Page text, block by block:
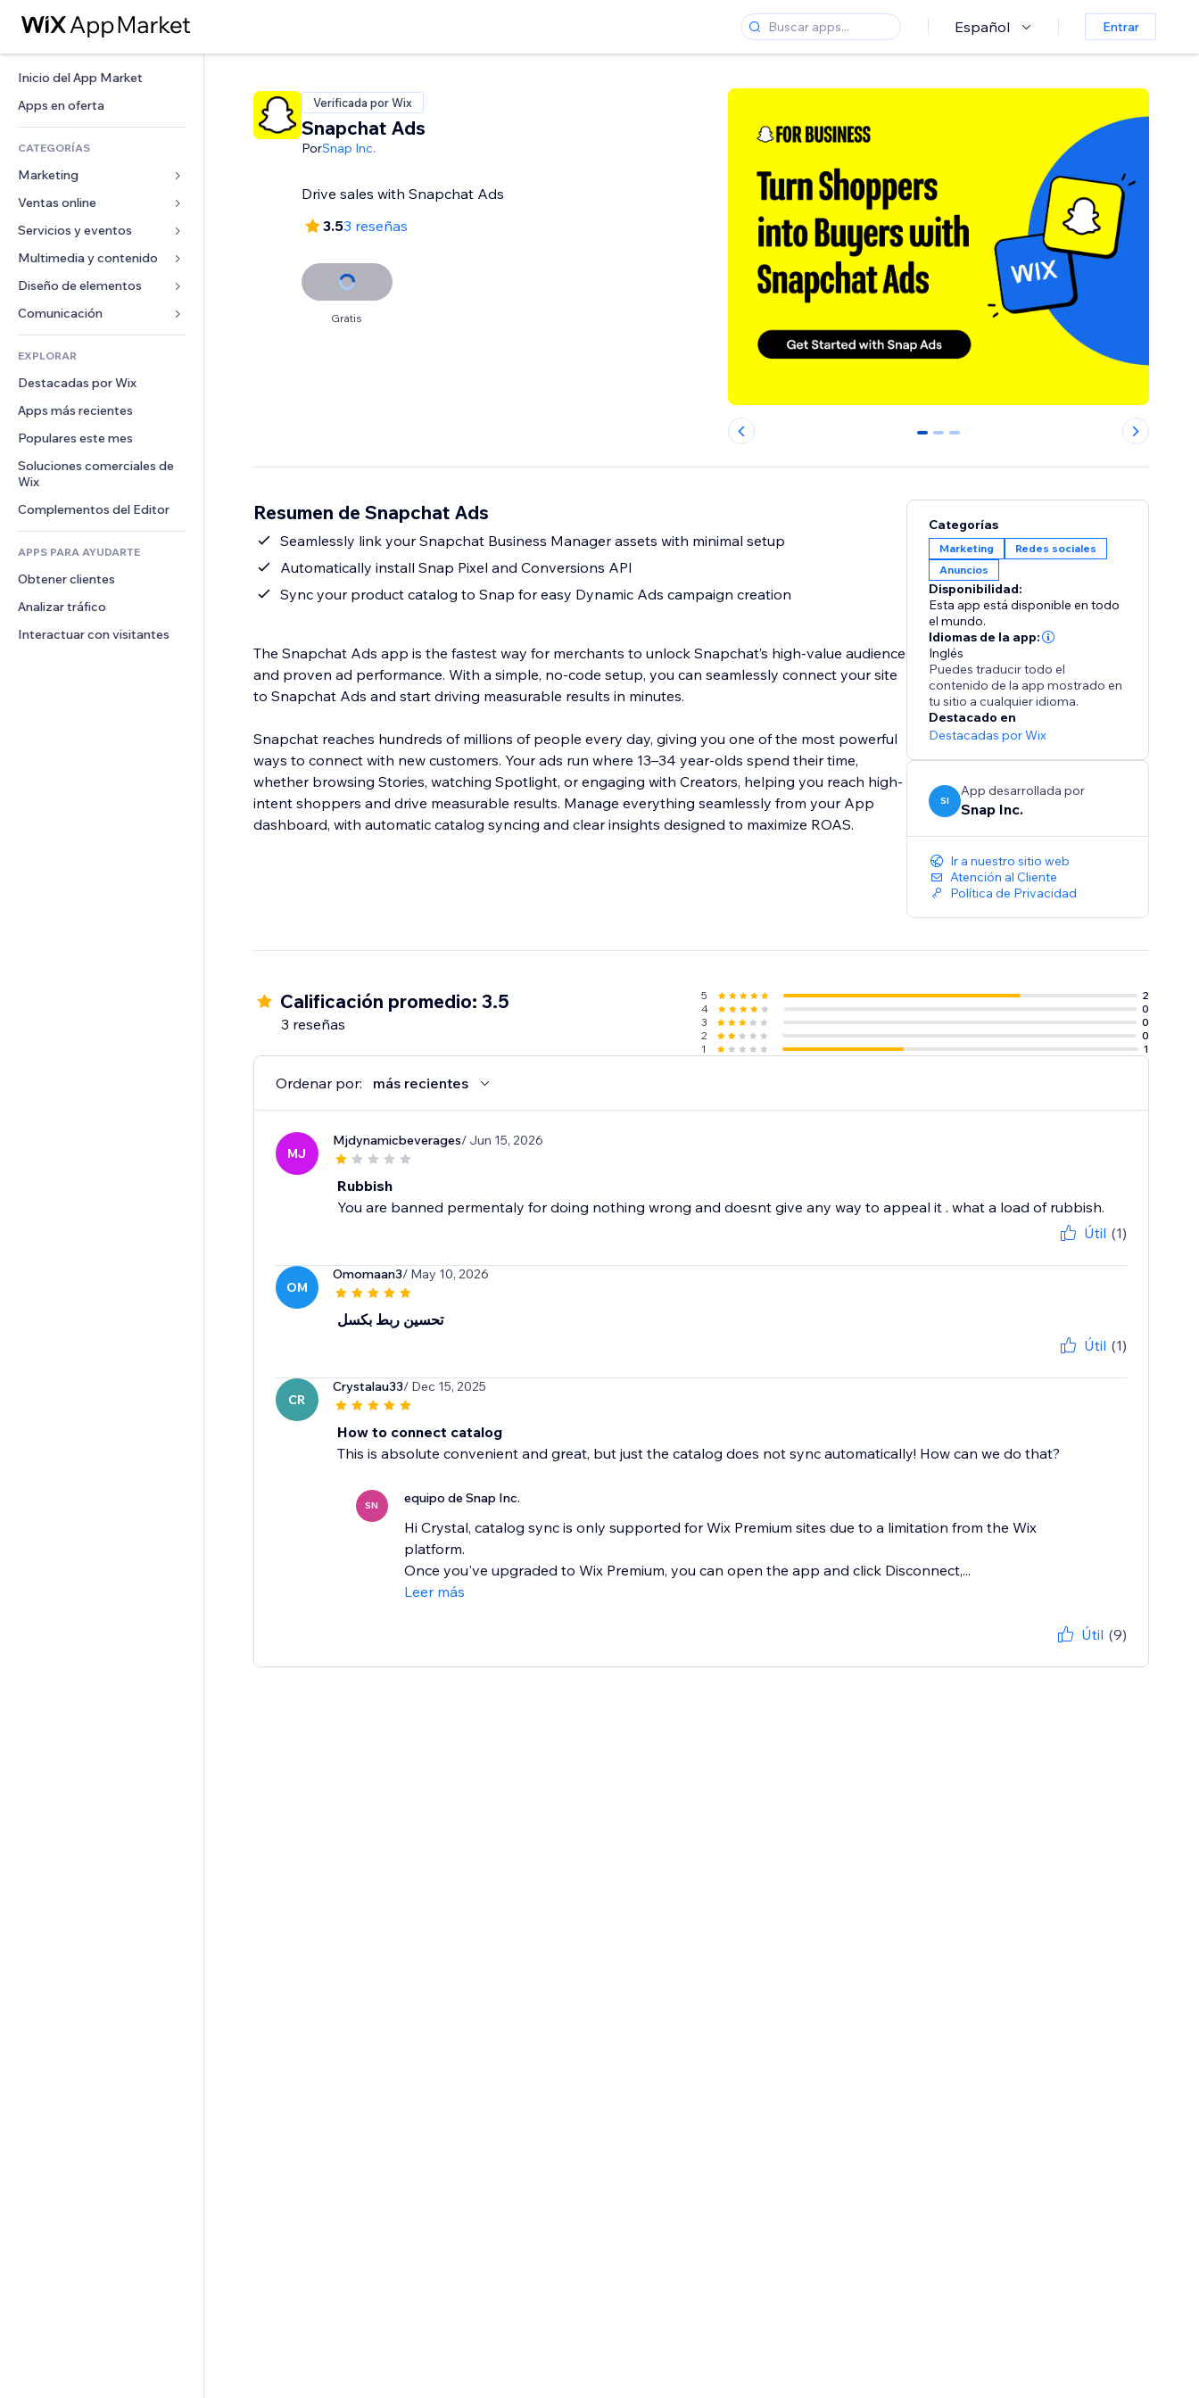
Español Entrar
Inicio del App Market
Apps en oferta
CATEGORÍAS
Marketing
Anuncios
Móvil
Analíticas
Anuncios del sitio
Email
Ventas online
Apps para tiendas
Envíos y entregas
Botones de venta
Contabilidad
Cupones y fidelización
Almacenamiento de mercancía
Crowdfunding
Alimentos y bebidas
Servicios y eventos
Hoteles
Eventos
Restaurantes
Inmobiliarias
Reservas
Multimedia y contenido
Galerías
Música
Pódcast
Fotografía
Video
PDF
Compartir archivos
Noticias
Servicios de contenido
Efectos de texto
Diseño de elementos
Mapas y navegación
Privacidad y seguridad
Reloj
Plantillas para páginas
Efectos de imágenes
Botones y menús
Banners e insignias
Calculadoras
Buscar
Formularios
Encuestas
Chat
Comentarios
Teléfono
Comunidad
Reseñas y testimonios
EXPLORAR
Destacadas por Wix
Apps más recientes
Populares este mes
Soluciones comerciales de
Wix
Complementos del Editor
APPS PARA AYUDARTE
Obtener clientes
Analizar tráfico
Interactuar con visitantes
Verificada por Wix
Snapchat Ads
PorSnap Inc.
Drive sales with Snapchat Ads
3.53 reseñas
Gratis
0 1 2
Resumen de Snapchat Ads
Seamlessly link your Snapchat Business Manager assets with minimal setup
Automatically install Snap Pixel and Conversions API
Sync your product catalog to Snap for easy Dynamic Ads campaign creation
The Snapchat Ads app is the fastest way for merchants to unlock Snapchat’s high-value audience
and proven ad performance. With a simple, no-code setup, you can seamlessly connect your site
to Snapchat Ads and start driving measurable results in minutes.
Snapchat reaches hundreds of millions of people every day, giving you one of the most powerful
ways to connect with new customers. Your ads run where 13–34 year-olds spend their time,
whether browsing Stories, watching Spotlight, or engaging with Creators, helping you reach high-
intent shoppers and drive measurable results. Manage everything seamlessly from your App
dashboard, with automatic catalog syncing and clear insights designed to maximize ROAS.
Categorías
Marketing
Redes sociales
Anuncios
Disponibilidad:
Esta app está disponible en todo
el mundo.
Idiomas de la app:
Inglés
Puedes traducir todo el
contenido de la app mostrado en
tu sitio a cualquier idioma.
Destacado en
Destacadas por Wix
SI
App desarrollada por
Snap Inc.
Ir a nuestro sitio web
Atención al Cliente
Política de Privacidad
Calificación promedio: 3.5
3 reseñas
5
2
4
0
3
0
2
0
1
1
Ordenar por: más recientes
MJ
Mjdynamicbeverages/ Jun 15, 2026
Rubbish
You are banned permentaly for doing nothing wrong and doesnt give any way to appeal it . what a load of rubbish.
Útil (1)
OM
Omomaan3/ May 10, 2026
تحسين ربط بكسل
Útil (1)
CR
Crystalau33/ Dec 15, 2025
How to connect catalog
This is absolute convenient and great, but just the catalog does not sync automatically! How can we do that?
SN equipo de Snap Inc.
Hi Crystal, catalog sync is only supported for Wix Premium sites due to a limitation from the Wix
platform.
Once you've upgraded to Wix Premium, you can open the app and click Disconnect,...
Leer más
Útil (9)